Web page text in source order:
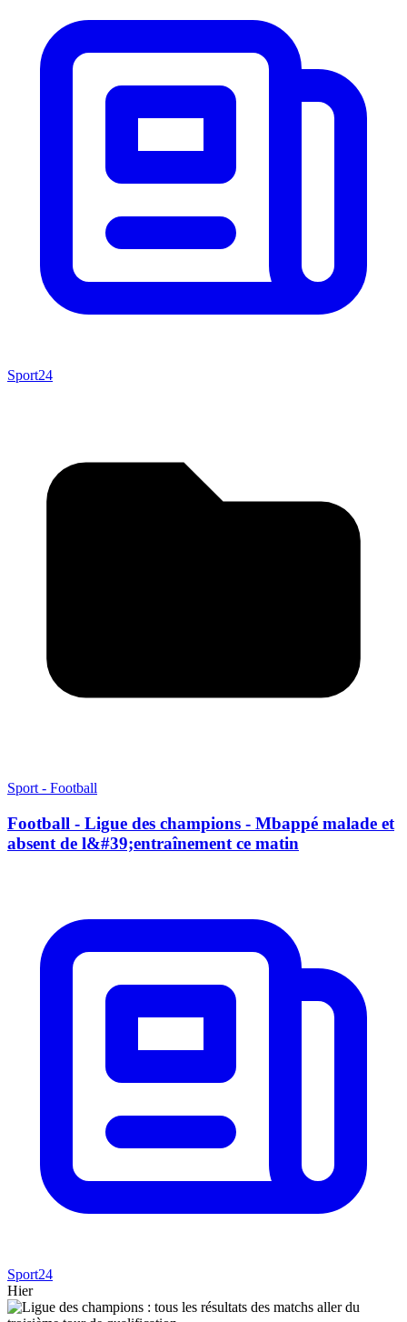
Sport24
Sport - Football
Football - Ligue des champions - Mbappé malade et
absent de l&#39;entraînement ce matin
Sport24
Hier